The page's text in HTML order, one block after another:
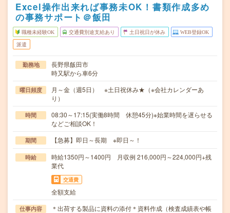
Excel操作出来れば事務未OK！書類作成多め
の事務サポート＠飯田
職種未経験OK 交通費別途支給あり 土日祝日が休み WEB登録OK
派遣
勤務地
長野県飯田市
時又駅から車6分
曜日頻度
月～金（週5日） ※土日祝休み★（※会社カレンダーあ
り）
時間
08:30～17:15(実働8時間 休憩45分)※始業時間を遅らせる
などご相談OK！
期間 【急募】即日～長期 ※即日～！
時給
時給1350円～1400円 月収例 216,000円～224,000円+残
業代
交通費
全額支給
仕事内容
＊出荷する製品に資料の添付＊資料作成（検査成績表や帳